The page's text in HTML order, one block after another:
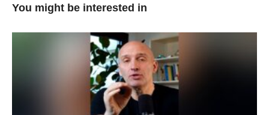
You might be interested in